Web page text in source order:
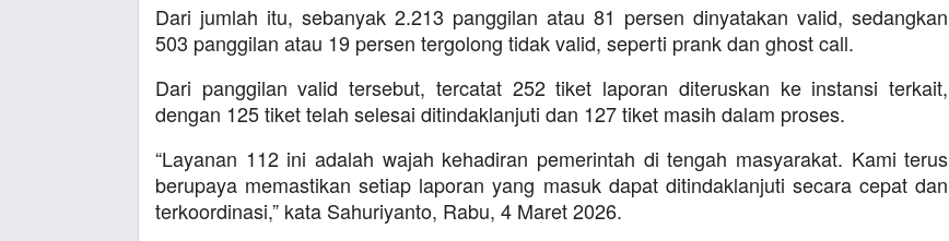
Dari jumlah itu, sebanyak 2.213 panggilan atau 81 persen dinyatakan valid, sedangkan
503 panggilan atau 19 persen tergolong tidak valid, seperti prank dan ghost call.
Dari panggilan valid tersebut, tercatat 252 tiket laporan diteruskan ke instansi terkait,
dengan 125 tiket telah selesai ditindaklanjuti dan 127 tiket masih dalam proses.
“Layanan 112 ini adalah wajah kehadiran pemerintah di tengah masyarakat. Kami terus
berupaya memastikan setiap laporan yang masuk dapat ditindaklanjuti secara cepat dan
terkoordinasi,” kata Sahuriyanto, Rabu, 4 Maret 2026.